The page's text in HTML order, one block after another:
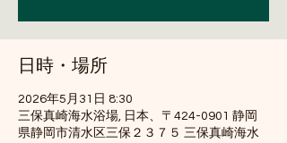
日時・場所
2026年5月31日 8:30
三保真崎海水浴場, 日本、〒424-0901 静岡
県静岡市清水区三保２３７５ 三保真崎海水